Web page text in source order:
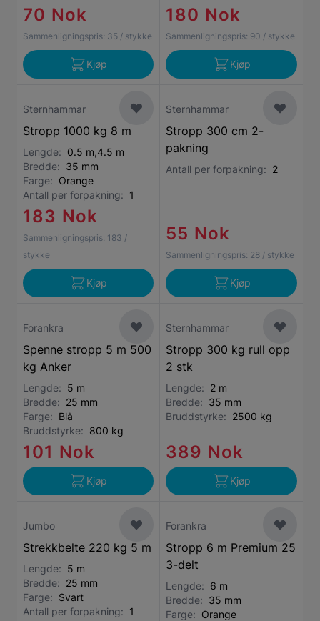
70 Nok
Sammenligningspris: 35 / stykke
Kjøp
180 Nok
Sammenligningspris: 90 / stykke
Kjøp
Sternhammar
Stropp 1000 kg 8 m
Lengde: 0.5 m,4.5 m
Bredde: 35 mm
Farge: Orange
Antall per forpakning: 1
183 Nok
Sammenligningspris: 183 /
stykke
Kjøp
Sternhammar
Stropp 300 cm 2-
pakning
Antall per forpakning: 2
55 Nok
Sammenligningspris: 28 / stykke
Kjøp
Forankra
Spenne stropp 5 m 500
kg Anker
Lengde: 5 m
Bredde: 25 mm
Farge: Blå
Bruddstyrke: 800 kg
101 Nok
Kjøp
Sternhammar
Stropp 300 kg rull opp
2 stk
Lengde: 2 m
Bredde: 35 mm
Bruddstyrke: 2500 kg
389 Nok
Kjøp
Jumbo
Strekkbelte 220 kg 5 m
Lengde: 5 m
Bredde: 25 mm
Farge: Svart
Antall per forpakning: 1
Forankra
Stropp 6 m Premium 25
3-delt
Lengde: 6 m
Bredde: 35 mm
Farge: Orange